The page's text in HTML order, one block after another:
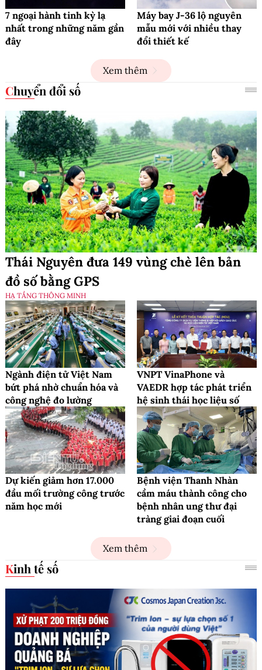
7 ngoại hành tinh kỳ lạ
nhất trong những năm gần
đây
Máy bay J-36 lộ nguyên
mẫu mới với nhiều thay
đổi thiết kế
Xem thêm
Chuyển đổi số
Thái Nguyên đưa 149 vùng chè lên bản
đồ số bằng GPS
HẠ TẦNG THÔNG MINH
Ngành điện tử Việt Nam
bứt phá nhờ chuẩn hóa và
công nghệ đo lường
VNPT VinaPhone và
VAEDR hợp tác phát triển
hệ sinh thái học liệu số
Dự kiến giảm hơn 17.000
đầu mối trường công trước
năm học mới
Bệnh viện Thanh Nhàn
cầm máu thành công cho
bệnh nhân ung thư đại
tràng giai đoạn cuối
Xem thêm
Kinh tế số